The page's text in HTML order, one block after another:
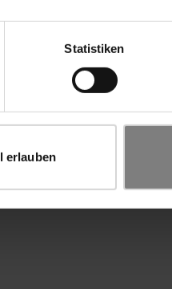
Statistiken
erlauben